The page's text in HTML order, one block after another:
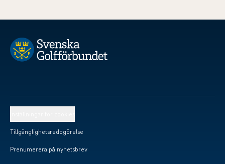
Tillgänglighetsredogörelse
Prenumerera på nyhetsbrev